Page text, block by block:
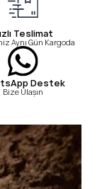
Teslimat
Aynı Gün Kargoda
Destek
Bize Ulaşın